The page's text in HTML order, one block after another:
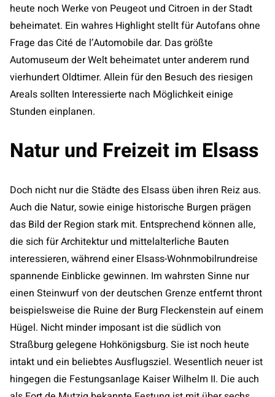
heute noch Werke von Peugeot und Citroen in der Stadt
beheimatet. Ein wahres Highlight stellt für Autofans ohne
Frage das Cité de l’Automobile dar. Das größte
Automuseum der Welt beheimatet unter anderem rund
vierhundert Oldtimer. Allein für den Besuch des riesigen
Areals sollten Interessierte nach Möglichkeit einige
Stunden einplanen.
Natur und Freizeit im Elsass
Doch nicht nur die Städte des Elsass üben ihren Reiz aus.
Auch die Natur, sowie einige historische Burgen prägen
das Bild der Region stark mit. Entsprechend können alle,
die sich für Architektur und mittelalterliche Bauten
interessieren, während einer Elsass-Wohnmobilrundreise
spannende Einblicke gewinnen. Im wahrsten Sinne nur
einen Steinwurf von der deutschen Grenze entfernt thront
beispielsweise die Ruine der Burg Fleckenstein auf einem
Hügel. Nicht minder imposant ist die südlich von
Straßburg gelegene Hohkönigsburg. Sie ist noch heute
intakt und ein beliebtes Ausflugsziel. Wesentlich neuer ist
hingegen die Festungsanlage Kaiser Wilhelm II. Die auch